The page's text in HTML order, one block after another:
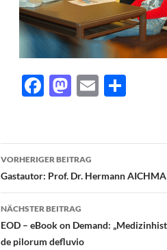
F
b
o
o
k
M
d
o
n
E T
n
Beitragsnavigation
VORHERIGER BEITRAG
Gastautor: Prof. Dr. Hermann
NÄCHSTER BEITRAG
EOD – eBook on Demand:
de pilorum defluvio